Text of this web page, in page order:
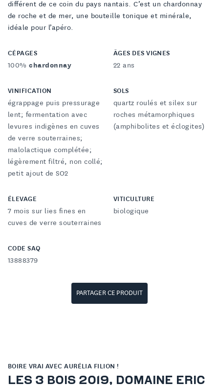
différent de ce coin du pays nantais. C’est un chardonnay
de roche et de mer, une bouteille tonique et minérale,
idéale pour l’apéro.
CÉPAGES
100%chardonnay
ÂGES DES VIGNES
22 ans
VINIFICATION
égrappage puis pressurage
lent; fermentation avec
levures indigènes en cuves
de verre souterraines;
malolactique complétée;
légèrement filtré, non collé;
petit ajout de SO2
SOLS
quartz roulés et silex sur
roches métamorphiques
(amphibolites et éclogites)
ÉLEVAGE
7 mois sur lies fines en
cuves de verre souterraines
VITICULTURE
biologique
CODE SAQ
13888379
PARTAGER CE PRODUIT
BOIRE VRAI AVEC AURÉLIA FILION !
LES 3 BOIS 2019, DOMAINE ERIC